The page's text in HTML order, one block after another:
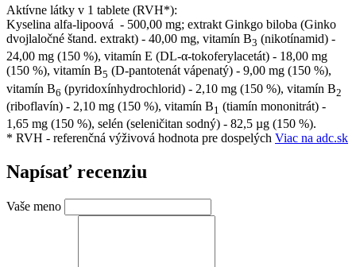
Aktívne látky v 1 tablete (RVH*):
Kyselina alfa-lipoová - 500,00 mg; extrakt Ginkgo biloba (Ginko
dvojlaločné štand. extrakt) - 40,00 mg, vitamín B3 (nikotínamid) -
24,00 mg (150 %), vitamín E (DL-α-tokoferylacetát) - 18,00 mg
(150 %), vitamín B5 (D-pantotenát vápenatý) - 9,00 mg (150 %),
vitamín B6 (pyridoxínhydrochlorid) - 2,10 mg (150 %), vitamín B2
(riboflavín) - 2,10 mg (150 %), vitamín B1 (tiamín mononitrát) -
1,65 mg (150 %), selén (seleničitan sodný) - 82,5 µg (150 %).
* RVH - referenčná výživová hodnota pre dospelých Viac na adc.sk
Napísať recenziu
Vaše meno